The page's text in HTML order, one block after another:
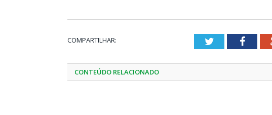
COMPARTILHAR: Twitter
CONTEÚDO RELACIONADO